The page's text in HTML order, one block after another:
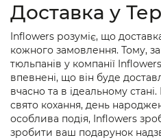
Доставка у
Inflowers розуміє, що
кожного замовлення. Тому,
тюльпанів у компанії
впевнені, що він буде
вчасно та в ідеальному
свято кохання, день
особлива подія, Inflowers
зробити ваш подарунок